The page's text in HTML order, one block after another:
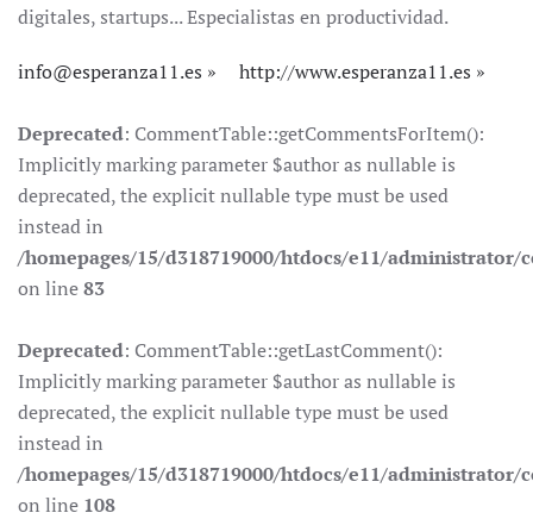
digitales, startups... Especialistas en productividad.
info@esperanza11.es http://www.esperanza11.es
Deprecated: CommentTable::getCommentsForItem():
Implicitly marking parameter $author as nullable is
deprecated, the explicit nullable type must be used
instead in
/homepages/15/d318719000/htdocs/e11/
on line83
Deprecated: CommentTable::getLastComment():
Implicitly marking parameter $author as nullable is
deprecated, the explicit nullable type must be used
instead in
/homepages/15/d318719000/htdocs/e11/
on line 108